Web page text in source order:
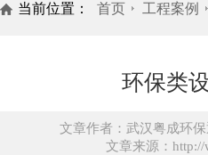
当前位置： 首页 工程案例
环保类
文章作者：武汉粤成环
文章来源：